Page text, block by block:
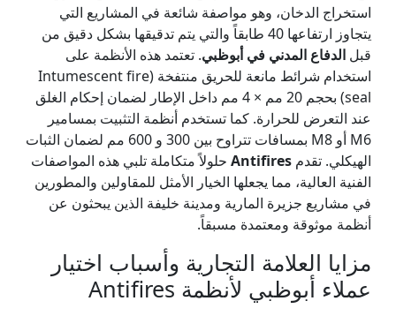
استخراج الدخان، وهو مواصفة شائعة في المشاريع التي
يتجاوز ارتفاعها 40 طابقاً والتي يتم تدقيقها بشكل دقيق من
قبل الدفاع المدني في أبوظبي. تعتمد هذه الأنظمة على
استخدام شرائط مانعة للحريق منتفخة (Intumescent fire
seal) بحجم 20 مم × 4 مم داخل الإطار لضمان إحكام الغلق
عند التعرض للحرارة. كما تستخدم أنظمة التثبيت بمسامير
M6 أو M8 بمسافات تتراوح بين 300 و 600 مم لضمان الثبات
الهيكلي. تقدم Antifires حلولاً متكاملة تلبي هذه المواصفات
الفنية العالية، مما يجعلها الخيار الأمثل للمقاولين والمطورين
في مشاريع جزيرة المارية ومدينة خليفة الذين يبحثون عن
أنظمة موثوقة ومعتمدة مسبقاً.
مزايا العلامة التجارية وأسباب اختيار
عملاء أبوظبي لأنظمة Antifires